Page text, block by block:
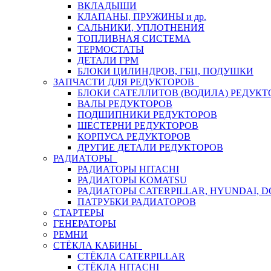
ВКЛАДЫШИ
КЛАПАНЫ, ПРУЖИНЫ и др.
САЛЬНИКИ, УПЛОТНЕНИЯ
ТОПЛИВНАЯ СИСТЕМА
ТЕРМОСТАТЫ
ДЕТАЛИ ГРМ
БЛОКИ ЦИЛИНДРОВ, ГБЦ, ПОДУШКИ
ЗАПЧАСТИ ДЛЯ РЕДУКТОРОВ
БЛОКИ САТЕЛЛИТОВ (ВОДИЛА)
ВАЛЫ РЕДУКТОРОВ
ПОДШИПНИКИ РЕДУКТОРОВ
ШЕСТЕРНИ РЕДУКТОРОВ
КОРПУСА РЕДУКТОРОВ
ДРУГИЕ ДЕТАЛИ РЕДУКТОРОВ
РАДИАТОРЫ
РАДИАТОРЫ HITACHI
РАДИАТОРЫ KOMATSU
РАДИАТОРЫ CATERPILLAR, HYUNDAI,
ПАТРУБКИ РАДИАТОРОВ
СТАРТЕРЫ
ГЕНЕРАТОРЫ
РЕМНИ
СТЁКЛА КАБИНЫ
СТЁКЛА CATERPILLAR
СТЁКЛА HITACHI